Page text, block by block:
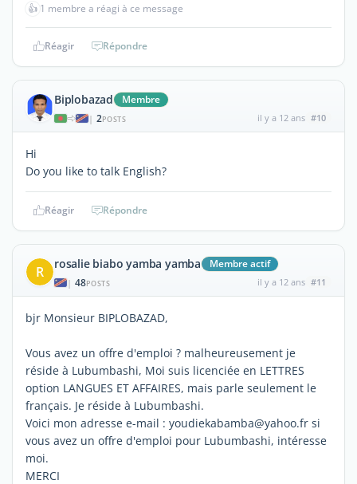
👍 1 membre a réagi à ce message
Réagir Répondre
Biplobazad Membre
| 2POSTS il y a 12 ans #10
Hi
Do you like to talk English?
Réagir Répondre
R rosalie biabo yamba yamba Membre actif
| 48POSTS il y a 12 ans #11
bjr Monsieur BIPLOBAZAD,
Vous avez un offre d'emploi ? malheureusement je
réside à Lubumbashi, Moi suis licenciée en LETTRES
option LANGUES ET AFFAIRES, mais parle seulement le
français. Je réside à Lubumbashi.
Voici mon adresse e-mail : youdiekabamba@yahoo.fr si
vous avez un offre d'emploi pour Lubumbashi, intéresse
moi.
MERCI